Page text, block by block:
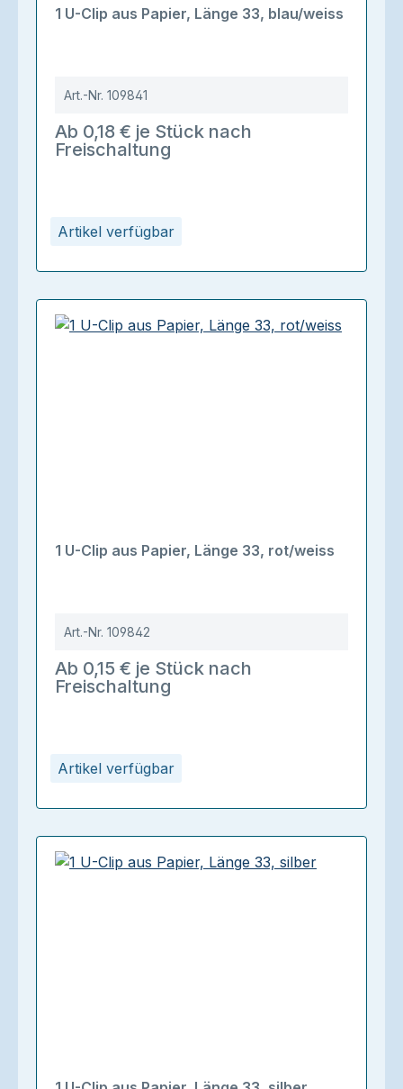
Artikel verfügbar
1 U-Clip aus Papier, Länge 33, blau/weiss
Art.-Nr. 109841
Ab 0,18 € je Stück nach
Freischaltung
Artikel verfügbar
1 U-Clip aus Papier, Länge 33, rot/weiss
Art.-Nr. 109842
Ab 0,15 € je Stück nach
Freischaltung